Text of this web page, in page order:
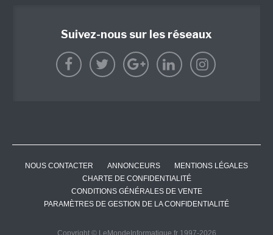
Suivez-nous sur les réseaux
NOUS CONTACTER ANNONCEURS
MENTIONS LÉGALES
CHARTE DE CONFIDENTIALITÉ
CONDITIONS GÉNÉRALES DE VENTE
PARAMÈTRES DE GESTION DE LA CONFIDENTIALITÉ